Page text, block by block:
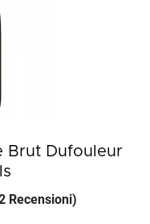
Brut Dufouleur
Recensioni)